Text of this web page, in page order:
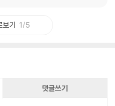
기 1/5
댓글쓰기